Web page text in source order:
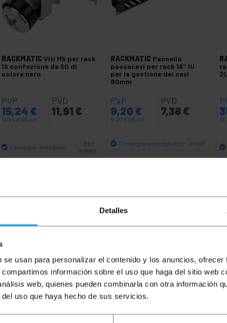
Detalles
usan para personalizar el contenido y los anuncios,
información sobre el uso que haga del sitio web
web, quienes pueden combinarla con otra información
uso que haya hecho de sus servicios.
RACKMATICViti M6 per rack
19 confezione da 50 di
colore nero
PVP
15,24 €
15,24 € IVA inc.
PVD
11,91 €
Consegna immediata
REF:
RM063
RACKMATIC Pannello
passacavi per rack 19" 1U
per la gestione dei cavi
80mm
PVP
9,20 €
9,20 € IVA inc.
PVD
7,38 €
Consegna immediata REF: RM031
Quantità
alto 42U, con dimensioni esterne di 800 mm
alta qualità con spessore di 2 mm, verniciato nero